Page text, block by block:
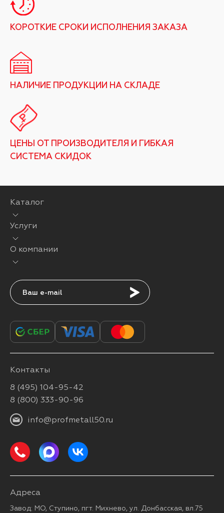
КОРОТКИЕ СРОКИ ИСПОЛНЕНИЯ ЗАКАЗА
НАЛИЧИЕ ПРОДУКЦИИ НА СКЛАДЕ
ЦЕНЫ ОТ ПРОИЗВОДИТЕЛЯ И ГИБКАЯ
СИСТЕМА СКИДОК
Каталог
Услуги
О компании
Подписаться
Контакты
8 (495) 104-95-42
8 (800) 333-90-96
info@profmetall50.ru
Адреса
Завод: МО, Ступино, пгт. Михнево, ул. Донбасская, вл.75